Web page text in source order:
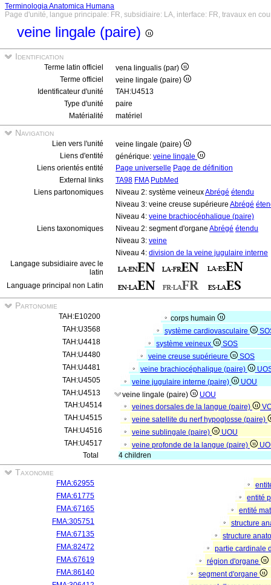
Terminologia Anatomica Humana
Page d'unité, langue principale: FR, subsidiaire: LA, interface: FR, travaux en
veine lingale (paire)
Identification
Terme latin officiel
vena lingualis (par)
Terme officiel
veine lingale (paire)
Identificateur d'unité
TAH:U4513
Type d'unité
paire
Matérialité
matériel
Navigation
Lien vers l'unité
veine lingale (paire)
Liens d'entité
générique: veine lingale
Liens orientés entité
Page universelle Page de définition
External links
TA98 FMA PubMed
Liens partonomiques
Niveau 2: système veineuxAbrégé étendu
Niveau 3: veine creuse supérieure Abrégé
Niveau 4: veine brachiocéphalique (paire)
Liens taxonomiques
Niveau 2: segment d'organe Abrégé étendu
Niveau 3: veine
Niveau 4: division de la veine jugulaire interne
Langage subsidiaire avec le
latin
Language principal non Latin
Partonomie
TAH:E10200
corps humain
TAH:U3568
système cardiovasculaire
TAH:U4418
système veineux
SOS
TAH:U4480
veine creuse supérieure
SOS
TAH:U4481
veine brachiocéphalique (paire)
TAH:U4505
veine jugulaire interne (paire)
UOU
TAH:U4513
veine lingale (paire)
UOU
TAH:U4514
veines dorsales de la langue (paire)
TAH:U4515
veine satellite du nerf hypoglosse (paire)
TAH:U4516
veine sublingale (paire)
UOU
TAH:U4517
veine profonde de la langue (paire)
Total
4 children
Taxonomie
FMA:62955
FMA:61775
entité
FMA:67165
entité
FMA:305751
structure
FMA:67135
structure
FMA:82472
partie cardinale
FMA:67619
région d'organe
FMA:86140
segment d'organe